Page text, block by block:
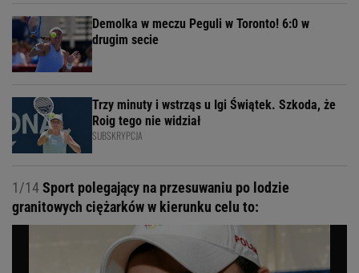
Demolka w meczu Peguli w Toronto! 6:0 w
drugim secie
Trzy minuty i wstrząs u Igi Świątek. Szkoda, że
Roig tego nie widział
SUBSKRYPCJA
1/14Sport polegający na przesuwaniu po lodzie
granitowych ciężarków w kierunku celu to: